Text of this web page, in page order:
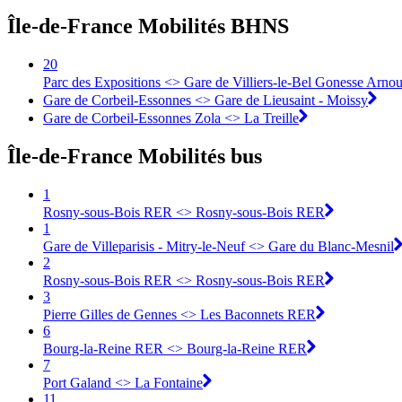
Île-de-France Mobilités BHNS
20
Parc des Expositions <> Gare de Villiers-le-Bel Gonesse
Gare de Corbeil-Essonnes <> Gare de Lieusaint - Moissy
Gare de Corbeil-Essonnes Zola <> La Treille
Île-de-France Mobilités bus
1
Rosny-sous-Bois RER <> Rosny-sous-Bois RER
1
Gare de Villeparisis - Mitry-le-Neuf <> Gare du Blanc-Mesnil
2
Rosny-sous-Bois RER <> Rosny-sous-Bois RER
3
Pierre Gilles de Gennes <> Les Baconnets RER
6
Bourg-la-Reine RER <> Bourg-la-Reine RER
7
Port Galand <> La Fontaine